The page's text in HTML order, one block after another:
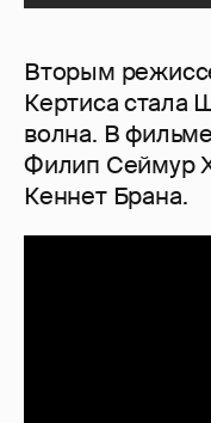
Вторым
Кертиса
волна. В
Филип Сеймур
Кеннет Брана.